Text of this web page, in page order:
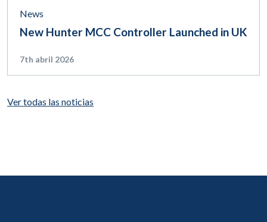
News
New Hunter MCC Controller Launched in UK
7th abril 2026
Ver todas las noticias